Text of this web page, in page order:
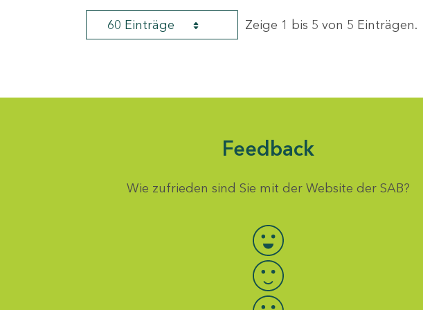
60 Einträge Zeige 1 bis 5 von 5 Einträgen.
Feedback
Wie zufrieden sind Sie mit der Website der SAB?
Bewertung auswählen